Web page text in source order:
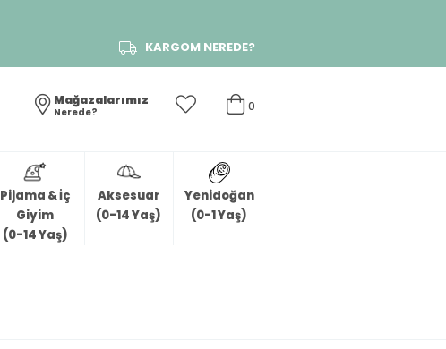
KARGOM NEREDE?
0
Mağazalarımız
Nerede?
Pijama & İç
Giyim
(0-14 Yaş)
Aksesuar
(0-14 Yaş)
Yenidoğan
(0-1 Yaş)